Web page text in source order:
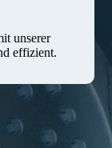
unserer
effizient.